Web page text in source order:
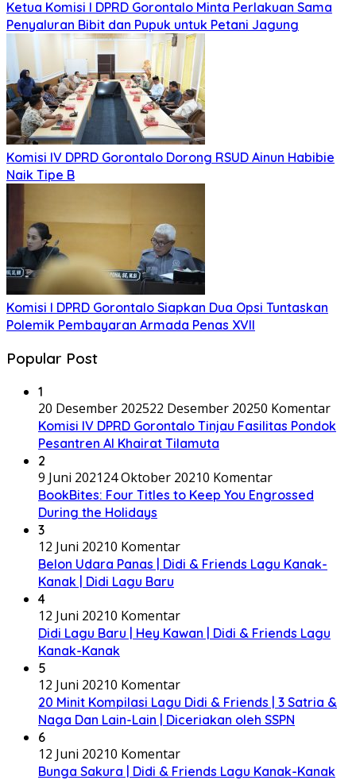
Ketua Komisi I DPRD Gorontalo Minta Perlakuan Sama
Penyaluran Bibit dan Pupuk untuk Petani Jagung
Komisi IV DPRD Gorontalo Dorong RSUD Ainun Habibie
Naik Tipe B
Komisi I DPRD Gorontalo Siapkan Dua Opsi Tuntaskan
Polemik Pembayaran Armada Penas XVII
Popular Post
1
20 Desember 202522 Desember 20250 Komentar
Komisi IV DPRD Gorontalo Tinjau Fasilitas Pondok
Pesantren Al Khairat Tilamuta
2
9 Juni 202124 Oktober 20210 Komentar
BookBites: Four Titles to Keep You Engrossed
During the Holidays
3
12 Juni 20210 Komentar
Belon Udara Panas | Didi & Friends Lagu Kanak-
Kanak | Didi Lagu Baru
4
12 Juni 20210 Komentar
Didi Lagu Baru | Hey Kawan | Didi & Friends Lagu
Kanak-Kanak
5
12 Juni 20210 Komentar
20 Minit Kompilasi Lagu Didi & Friends | 3 Satria &
Naga Dan Lain-Lain | Diceriakan oleh SSPN
6
12 Juni 20210 Komentar
Bunga Sakura | Didi & Friends Lagu Kanak-Kanak